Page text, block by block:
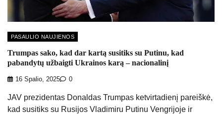
PASAULIO NAUJIENOS
Trumpas sako, kad dar kartą susitiks su Putinu, kad
pabandytų užbaigti Ukrainos karą – nacionalinį
16 Spalio, 2025 0
JAV prezidentas Donaldas Trumpas ketvirtadienį pareiškė,
kad susitiks su Rusijos Vladimiru Putinu Vengrijoje ir